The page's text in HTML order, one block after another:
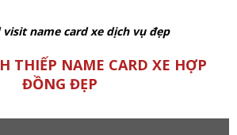
visit name card xe dịch vụ đẹp
THIẾP NAME CARD XE HỢP
ĐỒNG ĐẸP